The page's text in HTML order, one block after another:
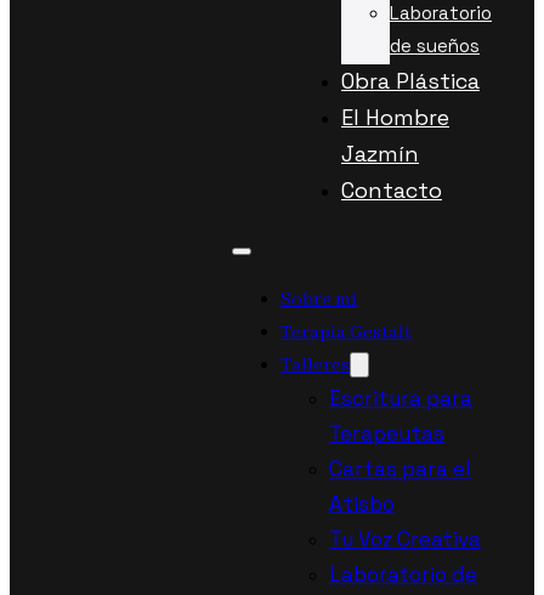
Laboratorio
de sueños
Obra Plástica
El Hombre
Jazmín
Contacto
Sobre mí
Terapia Gestalt
Talleres
Escritura para
Terapeutas
Cartas para el
Atisbo
Tu Voz Creativa
Laboratorio de